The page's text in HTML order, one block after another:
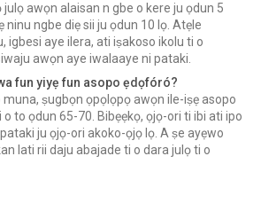
julọ awọn alaisan n gbe o kere ju ọdun 5
ninu ngbe diẹ sii ju ọdun 10 lọ. Atẹle
igbesi aye ilera, ati iṣakoso ikolu ti o
awọn aye iwalaaye ni pataki.
fun yiyẹ fun asopo ẹdọfóró?
muna, ṣugbọn ọpọlọpọ awọn ile-iṣẹ asopo
to ọdun 65-70. Bibẹẹkọ, ọjọ-ori ti ibi ati ipo
ju ọjọ-ori akoko-ọjọ lọ. A ṣe ayẹwo
lati rii daju abajade ti o dara julọ ti o